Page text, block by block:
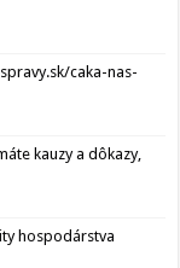
caka-nas-
kauzy a dôkazy,
hospodárstva